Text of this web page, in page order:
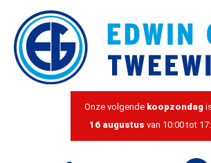
Onze volgende koopzondag
16 augustus van 10:00 tot